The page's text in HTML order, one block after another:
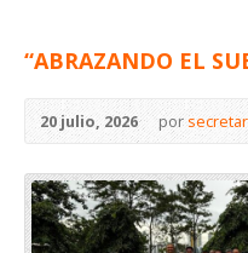
“ABRAZANDO EL
20 julio, 2026 por